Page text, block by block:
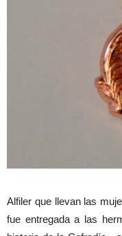
Alfiler que llevan las
fue entregada a las